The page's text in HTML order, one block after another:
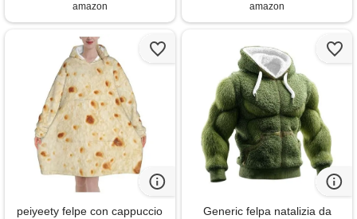
amazon
amazon
peiyeety felpe con cappuccio
Generic felpa natalizia da